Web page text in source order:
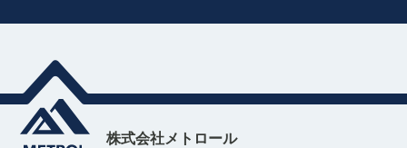
株式会社メトロール